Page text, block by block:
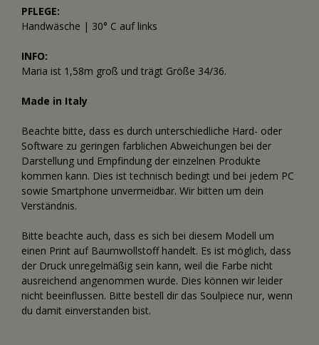
PFLEGE:
Handwäsche | 30° C auf links
INFO:
Maria ist 1,58m groß und trägt Größe 34/36.
Made in Italy
Beachte bitte, dass es durch unterschiedliche Hard- oder
Software zu geringen farblichen Abweichungen bei der
Darstellung und Empfindung der einzelnen Produkte
kommen kann. Dies ist technisch bedingt und bei jedem PC
sowie Smartphone unvermeidbar. Wir bitten um dein
Verständnis.
Bitte beachte auch, dass es sich bei diesem Modell um
einen Print auf Baumwollstoff handelt. Es ist möglich, dass
der Druck unregelmäßig sein kann, weil die Farbe nicht
ausreichend angenommen wurde. Dies können wir leider
nicht beeinflussen. Bitte bestell dir das Soulpiece nur, wenn
du damit einverstanden bist.